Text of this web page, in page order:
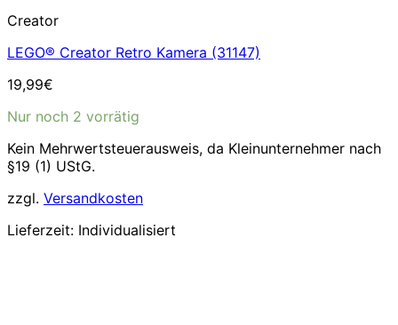
Creator
LEGO® Creator Retro Kamera (31147)
19,99€
Nur noch 2 vorrätig
Kein Mehrwertsteuerausweis, da Kleinunternehmer nach
§19 (1) UStG.
zzgl. Versandkosten
Lieferzeit: Individualisiert